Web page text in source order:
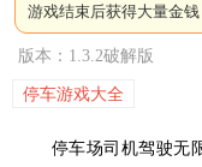
游戏结束后获得大量金钱
版本：1.3.2破解版
停车游戏大全
停车场司机驾驶无